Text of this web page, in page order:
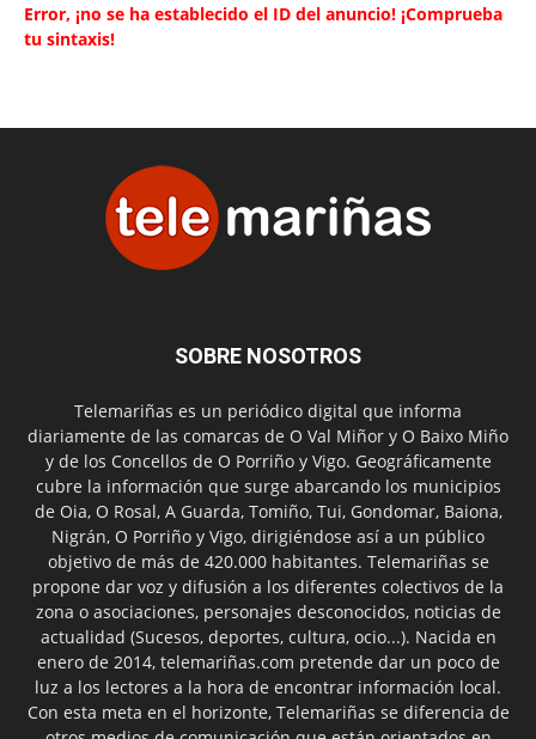
Error, ¡no se ha establecido el ID del anuncio! ¡Comprueba
tu sintaxis!
SOBRE NOSOTROS
Telemariñas es un periódico digital que informa
diariamente de las comarcas de O Val Miñor y O Baixo Miño
y de los Concellos de O Porriño y Vigo. Geográficamente
cubre la información que surge abarcando los municipios
de Oia, O Rosal, A Guarda, Tomiño, Tui, Gondomar, Baiona,
Nigrán, O Porriño y Vigo, dirigiéndose así a un público
objetivo de más de 420.000 habitantes. Telemariñas se
propone dar voz y difusión a los diferentes colectivos de la
zona o asociaciones, personajes desconocidos, noticias de
actualidad (Sucesos, deportes, cultura, ocio...). Nacida en
enero de 2014, telemariñas.com pretende dar un poco de
luz a los lectores a la hora de encontrar información local.
Con esta meta en el horizonte, Telemariñas se diferencia de